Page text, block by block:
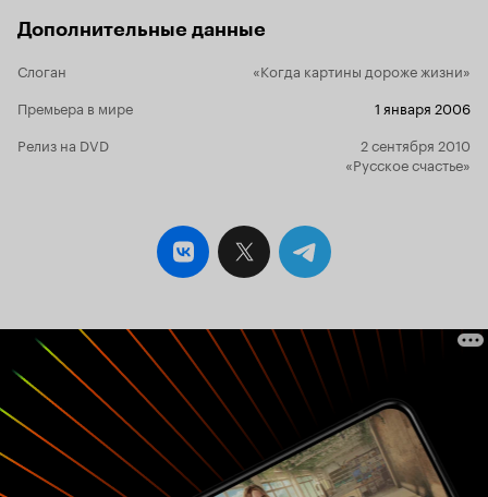
Дополнительные данные
Слоган
«Когда картины дороже жизни»
Премьера в мире
1 января 2006
Релиз на DVD
2 сентября 2010
«Русское счастье»